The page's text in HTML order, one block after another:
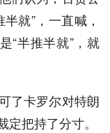
就”，一直喊，
“半推半就”，就
了卡罗尔对特朗
把持了分寸。